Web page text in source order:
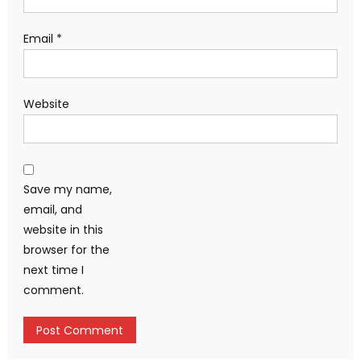
Email *
Website
Save my name,
email, and
website in this
browser for the
next time I
comment.